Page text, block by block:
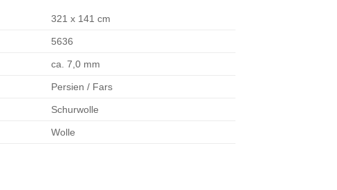
321 x 141 cm
5636
ca. 7,0 mm
Persien / Fars
Schurwolle
Wolle